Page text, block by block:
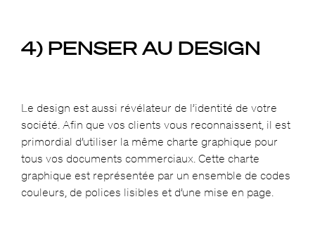
4) PENSER AU DESIGN
Le design est aussi révélateur de l’identité de votre
société. Afin que vos clients vous reconnaissent, il est
primordial d’utiliser la même charte graphique pour
tous vos documents commerciaux. Cette charte
graphique est représentée par un ensemble de codes
couleurs, de polices lisibles et d’une mise en page.